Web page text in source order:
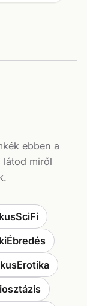
ebben a
miről